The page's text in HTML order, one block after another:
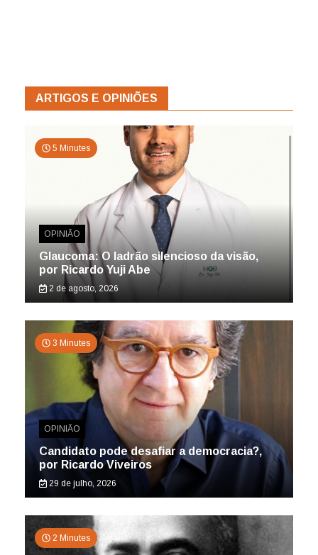
ARTIGOS E OPINIÕES
5 Minutes
OPINIÃO
Glaucoma: O ladrão silencioso da visão,
por Ricardo Yuji Abe
2 de agosto, 2026
3 Minutes
OPINIÃO
Candidato pode desafiar a democracia?,
por Ricardo Viveiros
29 de julho, 2026
2 Minutes